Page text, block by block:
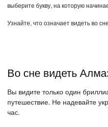
выберите букву, на которую
Узнайте, что означает видеть во
Во сне видеть
Вы видите только один
путешествие. Не надевайте
час.